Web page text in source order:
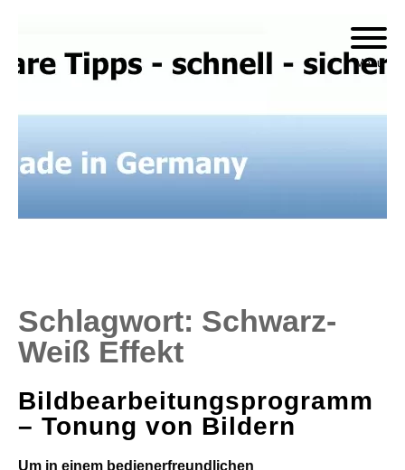
to
content
Menu
Schlagwort: Schwarz-
Weiß Effekt
Bildbearbeitungsprogramm
– Tonung von Bildern
Um in einem bedienerfreundlichen